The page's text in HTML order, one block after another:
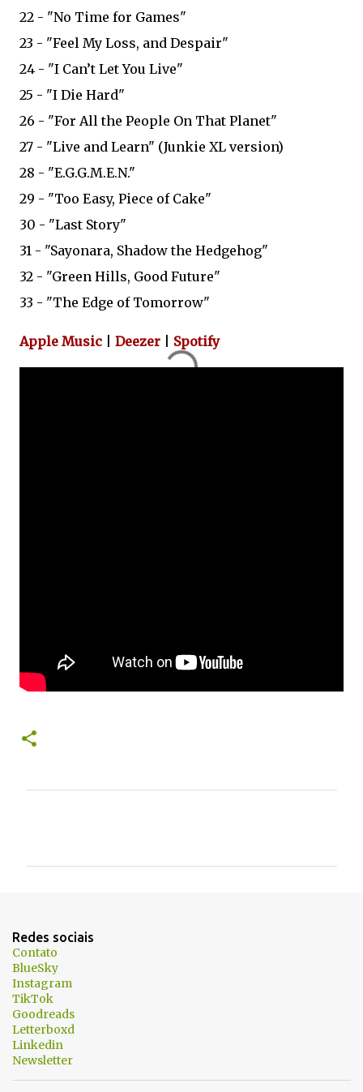
22 - "No Time for Games"
23 - "Feel My Loss, and Despair"
24 - "I Can’t Let You Live"
25 - "I Die Hard"
26 - "For All the People On That Planet"
27 - "Live and Learn" (Junkie XL version)
28 - "E.G.G.M.E.N."
29 - "Too Easy, Piece of Cake"
30 - "Last Story"
31 - "Sayonara, Shadow the Hedgehog"
32 - "Green Hills, Good Future"
33 - "The Edge of Tomorrow"
Apple Music Deezer Spotify
á
r
i
o
s
Redes sociais
Contato
BlueSky
Instagram
TikTok
Goodreads
Letterboxd
Linkedin
Newsletter